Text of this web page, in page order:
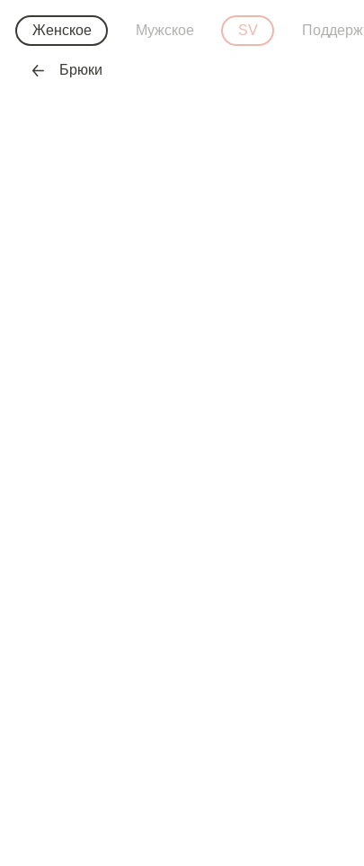
Женское Мужское SV
Брюки